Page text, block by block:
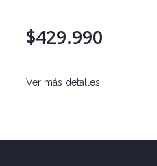
$849.000
Ver más detalles